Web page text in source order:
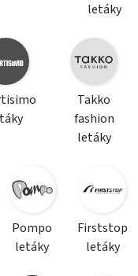
letáky
Takko
fashion
letáky
Pompo
letáky
Firststop
letáky